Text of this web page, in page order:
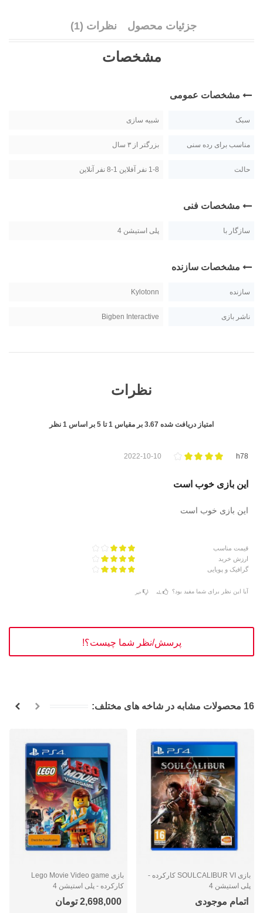
جزئیات محصول نظرات (1)
مشخصات
مشخصات عمومی
سبک شبیه سازی
مناسب برای رده سنی بزرگتر از ۳ سال
حالت 1-8 نفر آفلاین 1-8 نفر آنلاین
مشخصات فنی
سازگار با پلی استیشن 4
مشخصات سازنده
سازنده Kylotonn
ناشر بازی Bigben Interactive
نظرات
امتیاز دریافت شده 3.67 بر مقیاس 1تا 5 بر اساس 1 نظر
h78
2022-10-10
این بازی خوب است
این بازی خوب است
قیمت مناسب
ارزش خرید
گرافیک و پویایی
آیا این نظر برای شما مفید بود؟ بله خیر
پرسش/نظر شما چیست؟!
16 محصولات مشابه در شاخه های مختلف:
بازی SOULCALIBUR VI کارکرده -
پلی استیشن 4
اتمام موجودی
بازی Lego Movie Video game
کارکرده - پلی استیشن 4
2,698,000 تومان